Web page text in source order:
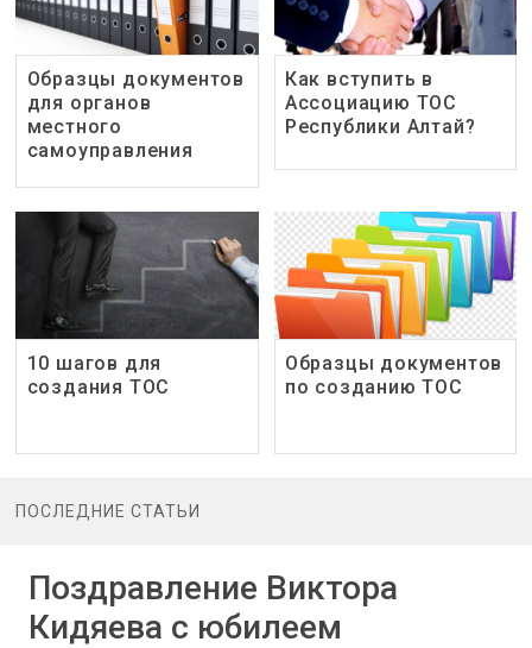
Образцы документов
для органов
местного
самоуправления
Как вступить в
Ассоциацию ТОС
Республики Алтай?
10 шагов для
создания ТОС
Образцы документов
по созданию ТОС
ПОСЛЕДНИЕ СТАТЬИ
Поздравление Виктора
Кидяева с юбилеем